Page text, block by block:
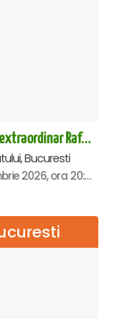
Concert extraordinar Rafet El Roman - Sala Palatului
Bucuresti
7 septembrie 2026, ora 20:00